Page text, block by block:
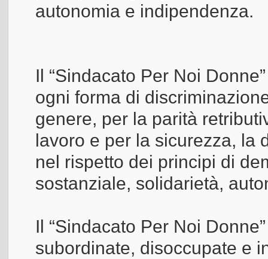
autonomia e indipendenza.
Il “Sindacato Per Noi
ogni forma di
genere, per la parità
lavoro e per la sicurezza, la
nel rispetto dei principi di
sostanziale, solidarietà,
Il “Sindacato Per Noi
subordinate, disoccupate e